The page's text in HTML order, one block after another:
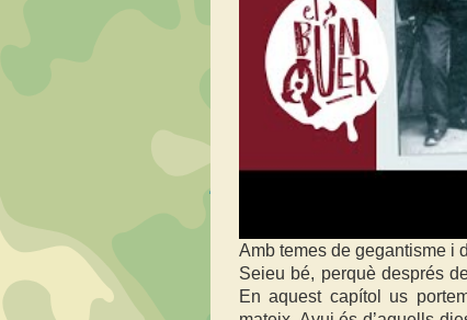
Amb temes de gegantisme i
Seieu bé, perquè després
En aquest capítol us